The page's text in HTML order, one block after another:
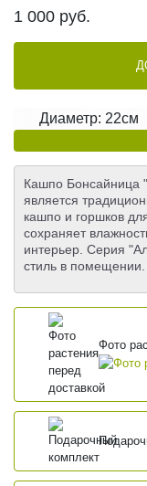
1 000 руб.
Диаметр: 22см
Кашпо Бонсайница
является
кашпо и горшков
сохраняет
интерьер. Серия
стиль в помещении.
Фото